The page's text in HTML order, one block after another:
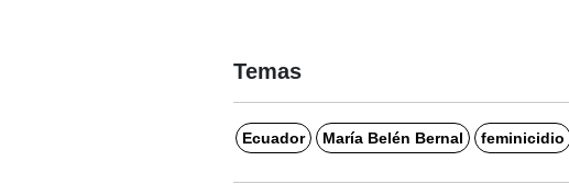
Temas
Ecuador María Belén Bernal feminicidio